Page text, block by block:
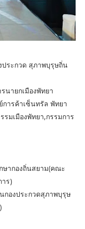
ระกวด สุภาพบุรุษถิ่น
นายกเมืองพัทยา
ารค้าเซ็นทรัล พัทยา
มเมืองพัทยา,กรรมการ
ากองถิ่นสยาม(คณะ
ร)
องประกวดสุภาพบุรุษ